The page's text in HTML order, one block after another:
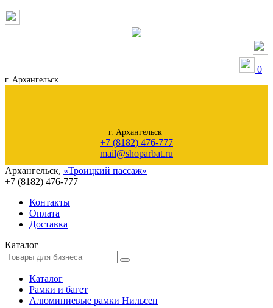
0
г. Архангельск
г. Архангельск
+7 (8182) 476-777
mail@shoparbat.ru
Архангельск, «Троицкий пассаж»
+7 (8182) 476-777
Контакты
Оплата
Доставка
Каталог
Каталог
Рамки и багет
Алюминиевые рамки Нильсен